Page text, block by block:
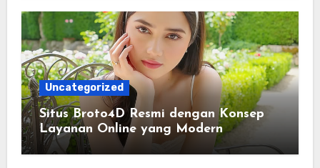
Uncategorized
Situs Broto4D Resmi dengan Konsep
Layanan Online yang Modern